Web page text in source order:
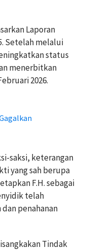
Laporan
Setelah melalui
status
menerbitkan
2026.
saksi, keterangan
yang sah berupa
F.H. sebagai
telah
penahanan
Tindak